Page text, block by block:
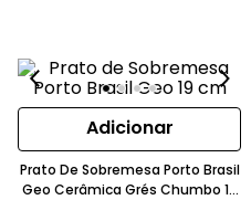
Adicionar
Prato De Sobremesa Porto Brasil
Geo Cerâmica Grés Chumbo 19